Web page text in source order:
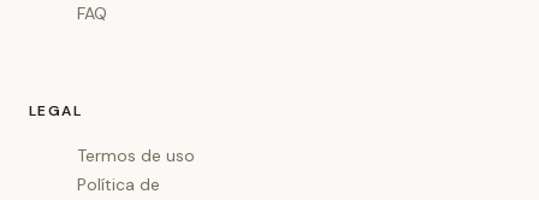
FAQ
LEGAL
Termos de uso
Política de